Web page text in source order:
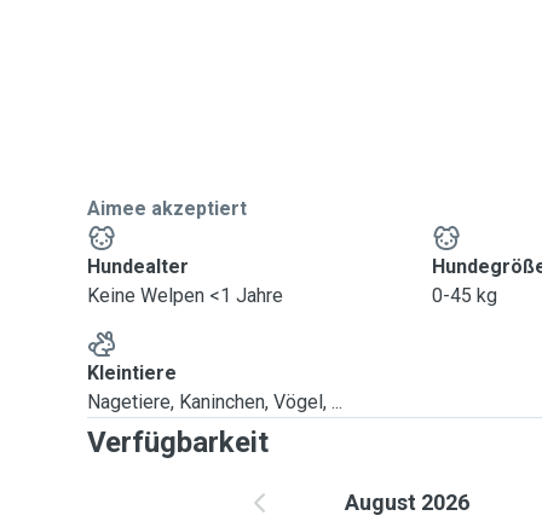
Ein typischer Spaziergang geht natürlich schön ins
die Spielwiese. Wenn zwei Hunde im Haushalt leben
Ich bin flexibel in Zeiten und Tagen, habe aber noch
Aimee
Ich freu mich über Kontaktaufnahmen :)
Aimee akzeptiert
Hundealter
Keine Welpen <1 Jahre
0-45 kg
Kleintiere
Nagetiere, Kaninchen, Vögel, ...
Verfügbarkeit
August 2026